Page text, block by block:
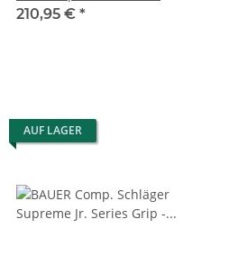
210,95 € *
AUF LAGER